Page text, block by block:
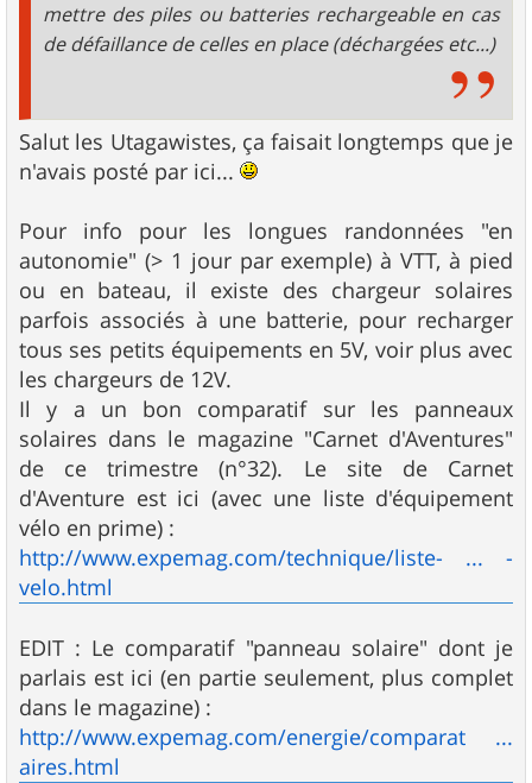
mettre des piles ou batteries rechargeable en cas
de défaillance de celles en place (déchargées etc...)
Salut les Utagawistes, ça faisait longtemps que je
n'avais posté par ici...
Pour info pour les longues randonnées "en
autonomie" (> 1 jour par exemple) à VTT, à pied
ou en bateau, il existe des chargeur solaires
parfois associés à une batterie, pour recharger
tous ses petits équipements en 5V, voir plus avec
les chargeurs de 12V.
Il y a un bon comparatif sur les panneaux
solaires dans le magazine "Carnet d'Aventures"
de ce trimestre (n°32). Le site de Carnet
d'Aventure est ici (avec une liste d'équipement
vélo en prime) :
http://www.expemag.com/technique/liste- ... -
velo.html
EDIT : Le comparatif "panneau solaire" dont je
parlais est ici (en partie seulement, plus complet
dans le magazine) :
http://www.expemag.com/energie/comparat ...
aires.html